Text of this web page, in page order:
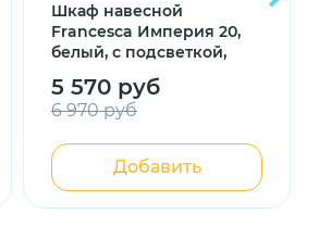
Шкаф навесной
Francesca Империя 20,
белый, с подсветкой,
универсальный
5 570 руб
6 970 руб
Добавить